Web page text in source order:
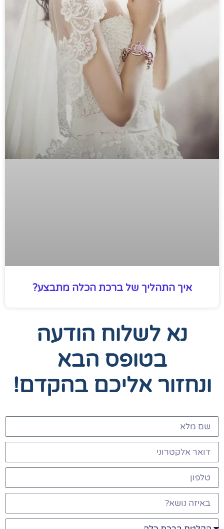
איך התהליך של ברכת הכלה מתבצע?
נא לשלוח הודעה
בטופס הבא
ונחזור אליכם בהקדם!